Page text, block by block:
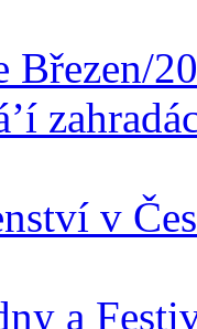
Březen/
v
a